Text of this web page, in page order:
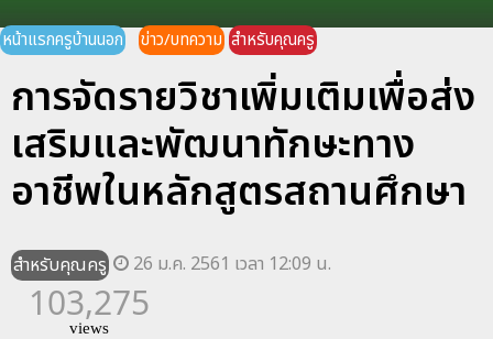
หน้าแรกครูบ้านนอก ข่าว/บทความ สำหรับคุณครู
การจัดรายวิชาเพิ่มเติมเพื่อส่ง
เสริมและพัฒนาทักษะทาง
อาชีพในหลักสูตรสถานศึกษา
สำหรับคุณครู 26 ม.ค. 2561 เวลา 12:09 น.
103,275
views